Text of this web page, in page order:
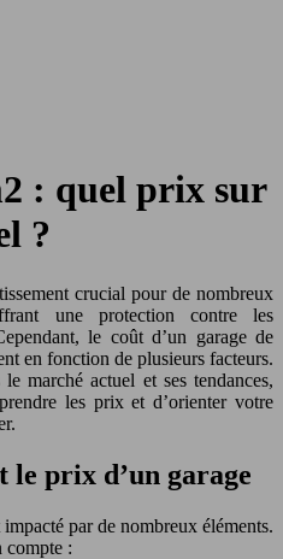
: quel prix sur
?
crucial pour de nombreux
une protection contre les
le coût d’un garage de
en fonction de plusieurs facteurs.
marché actuel et ses tendances,
les prix et d’orienter votre
le prix d’un garage
par de nombreux éléments.
compte :